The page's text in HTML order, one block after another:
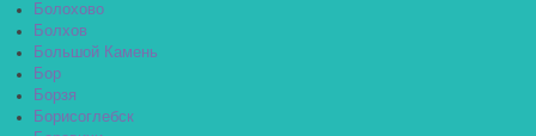
Болохово
Болхов
Большой Камень
Бор
Борзя
Борисоглебск